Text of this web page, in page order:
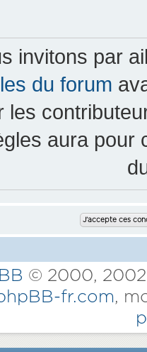
invitons par
du forum
les
aura pour
© 2000,
fr.com,